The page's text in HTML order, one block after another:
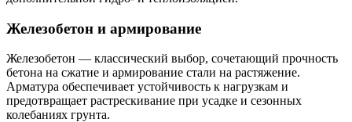
Железобетон и армирование
Железобетон — классический выбор, сочетающий прочность
бетона на сжатие и армирование стали на растяжение.
Арматура обеспечивает устойчивость к нагрузкам и
предотвращает растрескивание при усадке и сезонных
колебаниях грунта.